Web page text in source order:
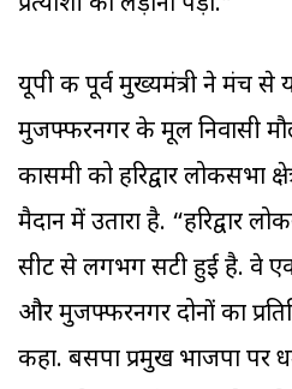
यूपी की पूर्व मुख्यमंत्री ने मंच से
मुजफ्फरनगर के मूल निवासी
कासमी को हरिद्वार लोकसभा
मैदान में उतारा है. “हरिद्वार
सीट से लगभग सटी हुई है. वे
और मुजफ्फरनगर दोनों का
कहा. बसपा प्रमुख भाजपा पर